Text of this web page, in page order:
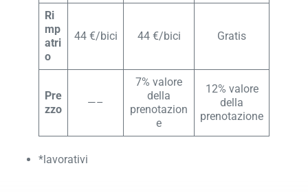
Ri
mp
atri
o
44 €/bici 44 €/bici Gratis
Pre
zzo
—–
7% valore
della
prenotazion
e
12% valore
della
prenotazione
*lavorativi